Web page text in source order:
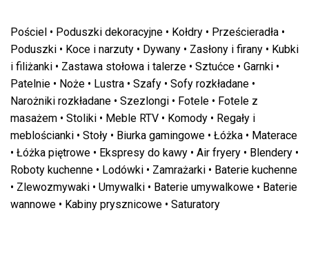
Pościel • Poduszki dekoracyjne • Kołdry • Prześcieradła •
Poduszki • Koce i narzuty • Dywany • Zasłony i firany • Kubki
i filiżanki • Zastawa stołowa i talerze • Sztućce • Garnki •
Patelnie • Noże • Lustra • Szafy • Sofy rozkładane •
Narożniki rozkładane • Szezlongi • Fotele • Fotele z
masażem • Stoliki • Meble RTV • Komody • Regały i
meblościanki • Stoły • Biurka gamingowe • Łóżka • Materace
• Łóżka piętrowe • Ekspresy do kawy • Air fryery • Blendery •
Roboty kuchenne • Lodówki • Zamrażarki • Baterie kuchenne
• Zlewozmywaki • Umywalki • Baterie umywalkowe • Baterie
wannowe • Kabiny prysznicowe • Saturatory